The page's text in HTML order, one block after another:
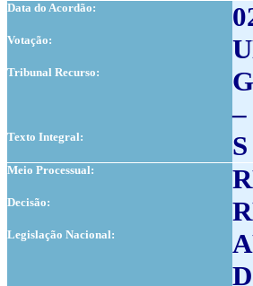
Data do Acordão:
Votação:
Tribunal Recurso:
–
Texto Integral: S
Meio Processual:
Decisão:
Legislação Nacional: